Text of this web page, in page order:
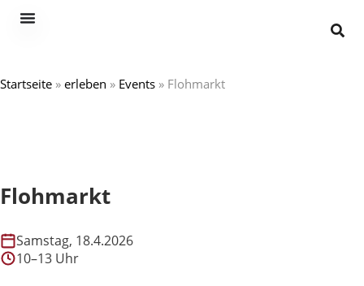
Startseite » erleben » Events » Flohmarkt
Flohmarkt
Samstag, 18.4.2026
10–13 Uhr